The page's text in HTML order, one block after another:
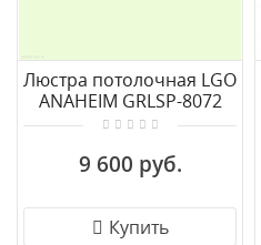
Люстра потолочная LGO
ANAHEIM GRLSP-8072
9 600 руб.
Купить